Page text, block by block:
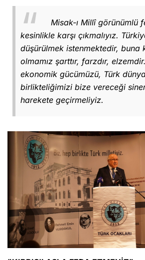
Misak-ı Millî görünümlü
kesinlikle karşı çıkmalıyız.
düşürülmek istenmektedir, buna
olmamız şarttır, farzdır,
ekonomik gücümüzü, Türk
birlikteliğimizi bize vereceği
harekete geçirmeliyiz.